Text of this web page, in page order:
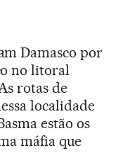
Damasco por
no litoral
rotas de
localidade
estão os
máfia que